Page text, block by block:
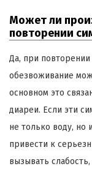
Может ли
повторении
Да, при
обезвоживание
основном это
диареи. Если эти
не только воду, но
привести к
вызывать